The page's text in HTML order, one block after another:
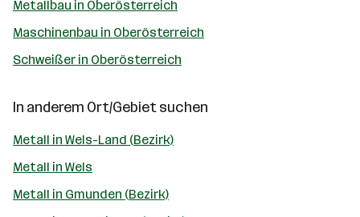
Metallbau in Oberösterreich
Maschinenbau in Oberösterreich
Schweißer in Oberösterreich
In anderem Ort/Gebiet suchen
Metall in Wels-Land (Bezirk)
Metall in Wels
Metall in Gmunden (Bezirk)